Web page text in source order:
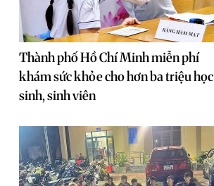
Thành phố Hồ Chí Minh miễn phí
khám sức khỏe cho hơn ba triệu học
sinh, sinh viên